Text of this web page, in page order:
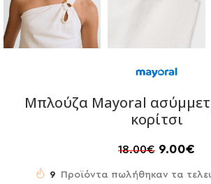
Μπλούζα Mayoral
κορίτσι
18.00€ 9.00€
9 Προϊόντα πωλήθηκαν τα